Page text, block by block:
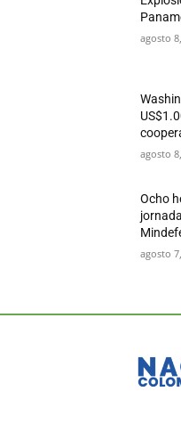
agosto
agosto
Ocho
agosto